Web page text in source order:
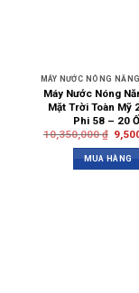
Máy Nước Nóng
Mặt Trời Toàn Mỹ
Phi 58 – 20
10,350,000₫
MUA HÀNG